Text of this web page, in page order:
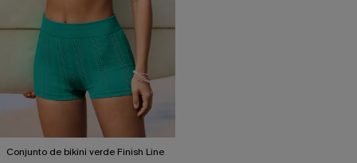
Conjunto de bikini verde Finish Line